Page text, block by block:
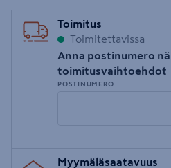
Toimitus
Toimitettavissa
Anna postinumero
toimitusvaihtoehdot
POSTINUMERO
postinumero
Myymäläsaatavuus